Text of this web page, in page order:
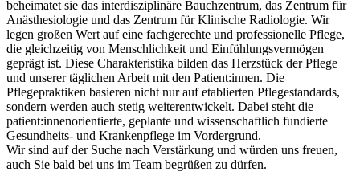
beheimatet sie das interdisziplinäre Bauchzentrum, das Zentrum für
Anästhesiologie und das Zentrum für Klinische Radiologie. Wir
legen großen Wert auf eine fachgerechte und professionelle Pflege,
die gleichzeitig von Menschlichkeit und Einfühlungsvermögen
geprägt ist. Diese Charakteristika bilden das Herzstück der Pflege
und unserer täglichen Arbeit mit den Patient:innen. Die
Pflegepraktiken basieren nicht nur auf etablierten Pflegestandards,
sondern werden auch stetig weiterentwickelt. Dabei steht die
patient:innenorientierte, geplante und wissenschaftlich fundierte
Gesundheits- und Krankenpflege im Vordergrund.
Wir sind auf der Suche nach Verstärkung und würden uns freuen,
auch Sie bald bei uns im Team begrüßen zu dürfen.